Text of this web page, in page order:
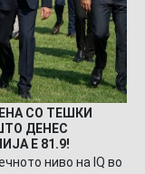
СО ТЕШКИ
ДЕНЕС
Е 81.9!
ниво на IQ во